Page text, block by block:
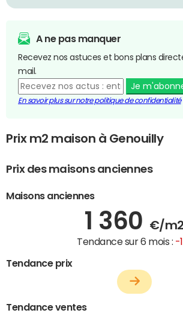
A ne pas manquer
Recevez nos astuces et bons plans
mail.
Je
En savoir plus sur notre politique de confidentialité
Prix m2 maison à Genouilly
Prix des maisons anciennes
Maisons anciennes
1 360 €/m2
Tendance sur 6 mois : -
Tendance prix
Tendance ventes